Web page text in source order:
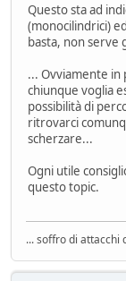
Questo sta ad
(monocilindrici)
basta, non serve
... Ovviamente in
chiunque voglia
possibilità di
ritrovarci
scherzare...
Ogni utile
questo topic.
... soffro di attacchi